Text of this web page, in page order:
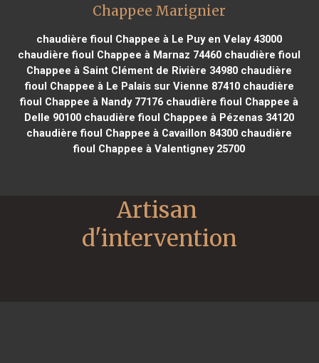
Chappee Marignier
chaudière fioul Chappee à Le Puy en Velay 43000
chaudière fioul Chappee à Marnaz 74460 chaudière fioul
Chappee à Saint Clément de Rivière 34980 chaudière
fioul Chappee à Le Palais sur Vienne 87410chaudière
fioul Chappee à Nandy 77176 chaudière fioul Chappee à
Delle 90100 chaudière fioul Chappee à Pézenas 34120
chaudière fioul Chappee à Cavaillon 84300 chaudière
fioul Chappee à Valentigney 25700
Artisan
d'intervention